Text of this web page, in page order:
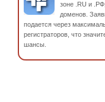
зоне .RU и
доменов.
подается через
регистраторов, что
шансы.